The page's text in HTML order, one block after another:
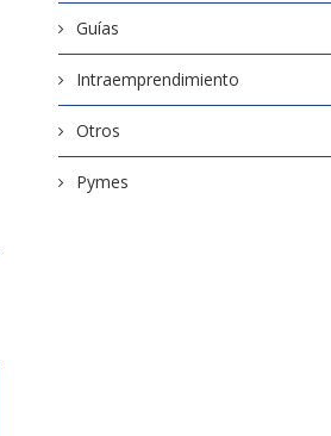
Tener un plan de tesorería
mejora la situación...
Guías
Intraemprendimiento
Otros
Pymes